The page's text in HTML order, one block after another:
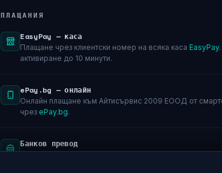
ПЛАЩАНИЯ
EasyPay — каса
Плащане чрез клиентски номер на всяка каса EasyPay
активиране до 10 минути.
ePay.bg — онлайн
Онлайн плащане към Айтисървис 2009 ЕООД от
чрез ePay.bg.
Банков превод
Само срещу фактура по имейл. Общинска банка АД —